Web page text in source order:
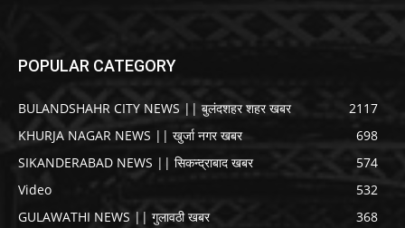
POPULAR CATEGORY
BULANDSHAHR CITY NEWS || बुलंदशहर शहर खबर
2117
KHURJA NAGAR NEWS || खुर्जा नगर खबर
698
SIKANDERABAD NEWS || सिकन्द्राबाद खबर
574
Video
532
GULAWATHI NEWS || गुलावठी खबर
368